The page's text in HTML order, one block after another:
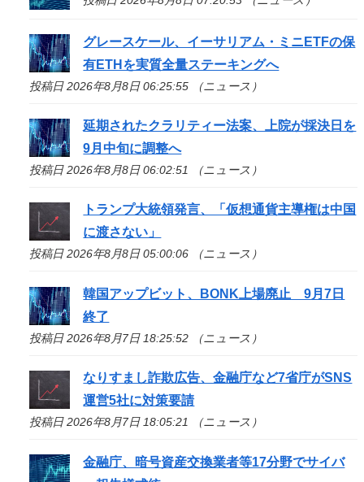
グレースケール、イーサリアム・ミニETFの保
有ETHを実質全量ステーキングへ
投稿日 2026年8月8日 06:25:55 （ニュース）
延期されたクラリティー法案、上院が採決日を
9月中旬に調整へ
投稿日 2026年8月8日 06:02:51 （ニュース）
トランプ大統領発言、「仮想通貨主導権は中国
に渡さない」
投稿日 2026年8月8日 05:00:06 （ニュース）
韓国アップビット、BONK上場廃止 9月7日
終了
投稿日 2026年8月7日 18:25:52 （ニュース）
なりすまし詐欺広告、金融庁など7省庁がSNS
運営5社に対策要請
投稿日 2026年8月7日 18:05:21 （ニュース）
金融庁、暗号資産交換業者等17分野でサイバ